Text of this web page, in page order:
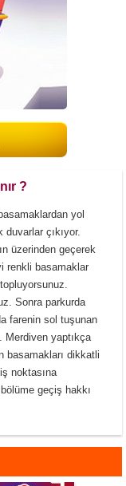
?
yol
çıkıyor.
üzerinden geçerek
renkli basamaklar
Sonra parkurda
farenin sol tuşunan
Merdiven yaptıkça
basamakları dikkatli
noktasına
geçiş hakkı